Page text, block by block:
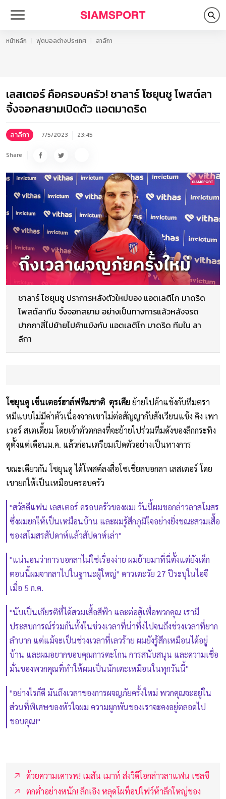
หน้าหลัก ฟุตบอลต่างประเทศ ลาลีกา
เลสเตอร์ คือครอบครัว! ชาลาร์ โซยุนชู โพสต์ลา
จิ้งจอกสยามเปิดตัว แอตมาดริด
ลาลีกา 7/5/2023 23:45
Share
ชาลาร์ โซยุนชู ปราการหลังตัวใหม่ของ แอตเลติโก มาดริด
โพสต์ลาทีม จิ้งจอกสยาม อย่างเป็นทางการแล้วหลังจรด
ปากกาสี่ไปย้ายไปค้าแข้งกับ แอตเลติโก มาดริด ทีมใน ลา
ลีกา
โซยุนคู เซ็นเตอร์ฮาล์ฟทีมชาติ ตุรเคียย้ายไปค้าแข้งกับทีมตรา
หมีแบบไม่มีค่าตัวเนื่องจากเขาไม่ต่อสัญญากับสังเวียนแข้ง คิง เพา
เวอร์ สเตเดี้ยม โดยเจ้าตัวตกลงที่จะย้ายไปร่วมทีมดังของลีกกระทิง
ดุตั้งแต่เดือนม.ค. แล้วก่อนเตรียมเปิดตัวอย่างเป็นทางการ
ขณะเดียวกัน โซยุนคู ได้โพสต์ลงสื่อโซเชี่ยลบอกลา เลสเตอร์ โดย
เขายกให้เป็นเหมือนครอบครัว
"สวัสดีแฟน เลสเตอร์ ครอบครัวของผม! วันนี้ผมขอกล่าวลาสโมสร
ซึ่งผมยกให้เป็นเหมือนบ้าน และผมรู้สึกภูมิใจอย่างยิ่งขณะสวมเสื้อ
ของสโมสรสัปดาห์แล้วสัปดาห์เล่า"
"แน่นอนว่าการบอกลาไม่ใช่เรื่องง่าย ผมย้ายมาที่นี่ตั้งแต่ยังเด็ก
ตอนนี้ผมจากลาไปในฐานะผู้ใหญ่" ดาวเตะวัย 27 ปีระบุในไอจี
เมื่อ 5 ก.ค.
"นับเป็นเกียรติที่ได้สวมเสื้อสีฟ้า และต่อสู้เพื่อพวกคุณ เรามี
ประสบการณ์ร่วมกันทั้งในช่วงเวลาที่น่าทึ่งไปจนถึงช่วงเวลาที่ยาก
ลำบาก แต่แม้จะเป็นช่วงเวลาที่เลวร้าย ผมยังรู้สึกเหมือนได้อยู่
บ้าน และผมอยากขอบคุณการตะโกน การสนับสนุน และความเชื่อ
มั่นของพวกคุณที่ทำให้ผมเป็นนักเตะเหมือนในทุกวันนี้"
"อย่างไรก็ดี มันถึงเวลาของการผจญภัยครั้งใหม่ พวกคุณจะอยู่ใน
ส่วนที่พิเศษของหัวใจผม ความผูกพันของเราจะคงอยู่ตลอดไป
ขอบคุณ!"
ด้วยความเคารพ! เมสัน เมาท์ ส่งวิดีโอกล่าวลาแฟน เชลซี
ตกต่ำอย่างหนัก! ลีกเอิง หลุดโผท็อปไฟว์ห้าลีกใหญ่ของ